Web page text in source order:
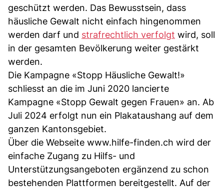
geschützt werden. Das Bewusstsein, dass
häusliche Gewalt nicht einfach hingenommen
werden darf und strafrechtlich verfolgt wird, soll
in der gesamten Bevölkerung weiter gestärkt
werden.
Die Kampagne «Stopp Häusliche Gewalt!»
schliesst an die im Juni 2020 lancierte
Kampagne «Stopp Gewalt gegen Frauen» an. Ab
Juli 2024 erfolgt nun ein Plakataushang auf dem
ganzen Kantonsgebiet.
Über die Webseite www.hilfe-finden.ch wird der
einfache Zugang zu Hilfs- und
Unterstützungsangeboten ergänzend zu schon
bestehenden Plattformen bereitgestellt. Auf der